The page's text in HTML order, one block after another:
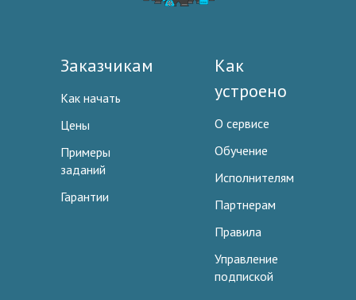
Заказчикам
Как начать
Цены
Примеры
заданий
Гарантии
Как
устроено
О сервисе
Обучение
Исполнителям
Партнерам
Правила
Управление
подпиской